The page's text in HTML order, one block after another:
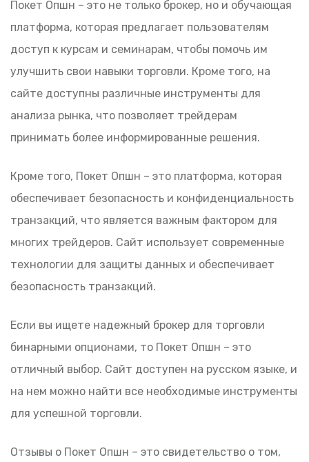
Покет Опшн – это не только брокер, но и обучающая
платформа, которая предлагает пользователям
доступ к курсам и семинарам, чтобы помочь им
улучшить свои навыки торговли. Кроме того, на
сайте доступны различные инструменты для
анализа рынка, что позволяет трейдерам
принимать более информированные решения.
Кроме того, Покет Опшн – это платформа, которая
обеспечивает безопасность и конфиденциальность
транзакций, что является важным фактором для
многих трейдеров. Сайт использует современные
технологии для защиты данных и обеспечивает
безопасность транзакций.
Если вы ищете надежный брокер для торговли
бинарными опционами, то Покет Опшн – это
отличный выбор. Сайт доступен на русском языке, и
на нем можно найти все необходимые инструменты
для успешной торговли.
Отзывы о Покет Опшн – это свидетельство о том,